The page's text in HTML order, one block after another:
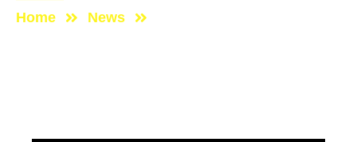
Home News